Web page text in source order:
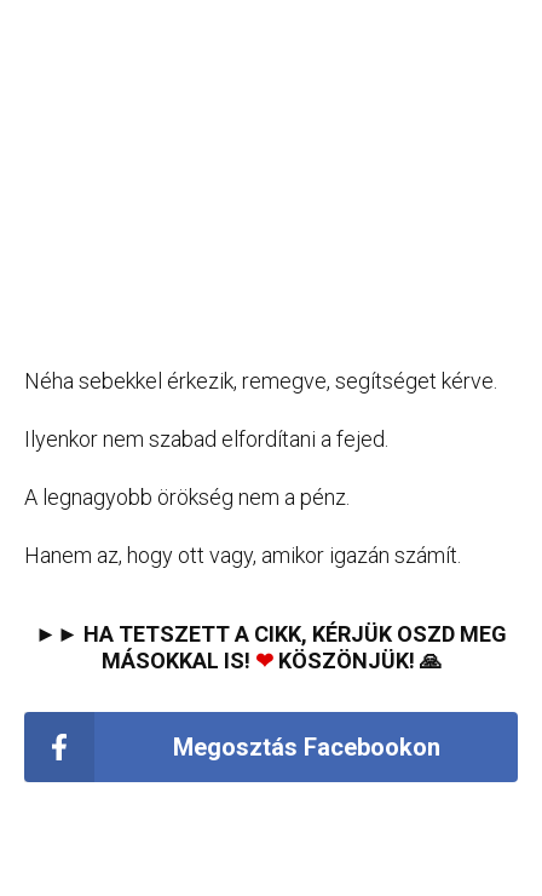
Néha sebekkel érkezik, remegve, segítséget kérve.
Ilyenkor nem szabad elfordítani a fejed.
A legnagyobb örökség nem a pénz.
Hanem az, hogy ott vagy, amikor igazán számít.
►► HA TETSZETT A CIKK, KÉRJÜK OSZD MEG
MÁSOKKAL IS! ❤KÖSZÖNJÜK! 🙏
Megosztás Facebookon